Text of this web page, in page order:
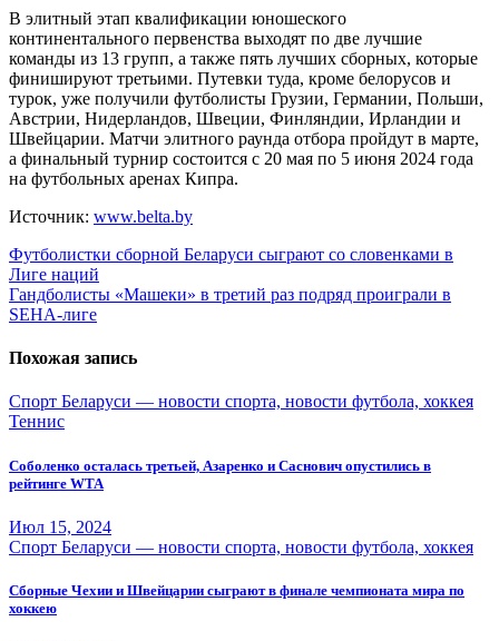
В элитный этап квалификации юношеского
континентального первенства выходят по две лучшие
команды из 13 групп, а также пять лучших сборных, которые
финишируют третьими. Путевки туда, кроме белорусов и
турок, уже получили футболисты Грузии, Германии, Польши,
Австрии, Нидерландов, Швеции, Финляндии, Ирландии и
Швейцарии. Матчи элитного раунда отбора пройдут в марте,
а финальный турнир состоится с 20 мая по 5 июня 2024 года
на футбольных аренах Кипра.
Источник: www.belta.by
Навигация
по
записям
Футболистки сборной Беларуси сыграют со словенками в
Лиге наций
Гандболисты «Машеки» в третий раз подряд проиграли в
SEHA-лиге
Похожая запись
Спорт Беларуси — новости спорта, новости футбола, хоккея
Теннис
Соболенко осталась третьей, Азаренко и Саснович опустились в
рейтинге WTA
Июл 15, 2024
Спорт Беларуси — новости спорта, новости футбола, хоккея
Сборные Чехии и Швейцарии сыграют в финале чемпионата мира по
хоккею